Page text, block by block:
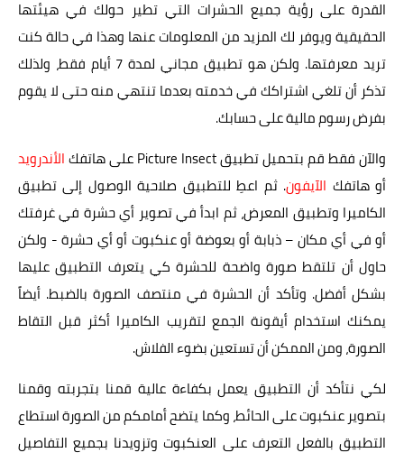
القدرة على رؤية جميع الحشرات التي تطير حولك في هيئتها
الحقيقية ويوفر لك المزيد من المعلومات عنها وهذا في حالة كنت
تريد معرفتها. ولكن هو تطبيق مجاني لمدة 7 أيام فقط، ولذلك
تذكر أن تلغي اشتراكك في خدمته بعدما تنتهي منه حتى لا يقوم
بفرض رسوم مالية على حسابك.
والآن فقط قم بتحميل تطبيق Picture Insect على هاتفك
الأندرويد
أو هاتفك الآيفون. ثم اعطِ للتطبيق صلاحية الوصول إلى تطبيق
الكاميرا وتطبيق المعرض، ثم ابدأ في تصوير أي حشرة في غرفتك
أو في أي مكان – ذبابة أو بعوضة أو عنكبوت أو أي حشرة - ولكن
حاول أن تلتقط صورة واضحة للحشرة كي يتعرف التطبيق عليها
بشكل أفضل. وتأكد أن الحشرة في منتصف الصورة بالضبط. أيضاً
يمكنك استخدام أيقونة الجمع لتقريب الكاميرا أكثر قبل التقاط
الصورة، ومن الممكن أن تستعين بضوء الفلاش.
لكي نتأكد أن التطبيق يعمل بكفاءة عالية قمنا بتجربته وقمنا
بتصوير عنكبوت على الحائط، وكما يتضح أمامكم من الصورة استطاع
التطبيق بالفعل التعرف على العنكبوت وتزويدنا بجميع التفاصيل